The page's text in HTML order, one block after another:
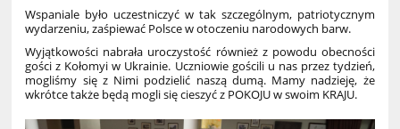
Wspaniale było uczestniczyć w tak szczególnym, patriotycznym
wydarzeniu, zaśpiewać Polsce w otoczeniu narodowych barw.
Wyjątkowości nabrała uroczystość również z powodu obecności
gości z Kołomyi w Ukrainie. Uczniowie gościli u nas przez tydzień,
mogliśmy się z Nimi podzielić naszą dumą. Mamy nadzieję, że
wkrótce także będą mogli się cieszyć z POKOJU w swoim KRAJU.